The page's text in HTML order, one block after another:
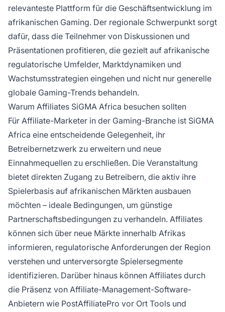
relevanteste Plattform für die Geschäftsentwicklung im
afrikanischen Gaming. Der regionale Schwerpunkt sorgt
dafür, dass die Teilnehmer von Diskussionen und
Präsentationen profitieren, die gezielt auf afrikanische
regulatorische Umfelder, Marktdynamiken und
Wachstumsstrategien eingehen und nicht nur generelle
globale Gaming-Trends behandeln.
Warum Affiliates SiGMA Africa besuchen sollten
Für Affiliate-Marketer in der Gaming-Branche ist SiGMA
Africa eine entscheidende Gelegenheit, ihr
Betreibernetzwerk zu erweitern und neue
Einnahmequellen zu erschließen. Die Veranstaltung
bietet direkten Zugang zu Betreibern, die aktiv ihre
Spielerbasis auf afrikanischen Märkten ausbauen
möchten – ideale Bedingungen, um günstige
Partnerschaftsbedingungen zu verhandeln. Affiliates
können sich über neue Märkte innerhalb Afrikas
informieren, regulatorische Anforderungen der Region
verstehen und unterversorgte Spielersegmente
identifizieren. Darüber hinaus können Affiliates durch
die Präsenz von Affiliate-Management-Software-
Anbietern wie PostAffiliatePro vor Ort Tools und